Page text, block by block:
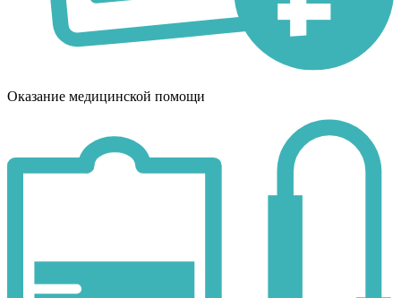
Оказание медицинской помощи